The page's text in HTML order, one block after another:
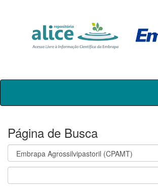
Skip
Página de Busca